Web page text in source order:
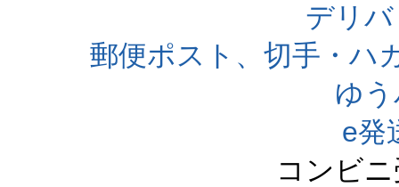
デリ
郵便ポスト、切手・ハ
ゆ
e発
コンビ